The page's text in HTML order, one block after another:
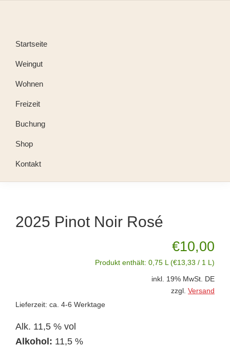
Startseite
Weingut
Wohnen
Freizeit
Buchung
Shop
Kontakt
2025 Pinot Noir Rosé
€10,00
inkl. 19% MwSt. DE
Produkt enthält: 0,75 L (€13,33 / 1 L)
Alk. 11,5 % vol
zzgl. Versand
Lieferzeit: ca. 4-6 Werktage
Alkohol: 11,5 %